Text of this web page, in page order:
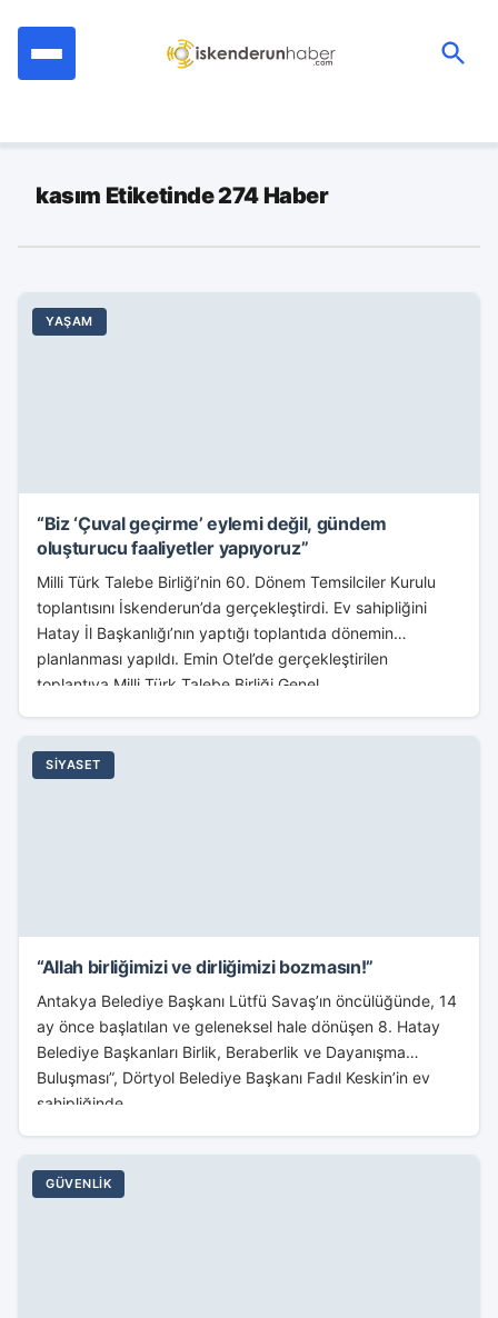
kasım Etiketinde 274 Haber
YAŞAM
“Biz ‘Çuval geçirme’ eylemi değil, gündem
oluşturucu faaliyetler yapıyoruz”
Milli Türk Talebe Birliği’nin 60. Dönem Temsilciler Kurulu
toplantısını İskenderun’da gerçekleştirdi. Ev sahipliğini
Hatay İl Başkanlığı’nın yaptığı toplantıda dönemin
planlanması yapıldı. Emin Otel’de gerçekleştirilen
toplantıya Milli Türk Talebe Birliği Genel...
SIYASET
“Allah birliğimizi ve dirliğimizi bozmasın!”
Antakya Belediye Başkanı Lütfü Savaş’ın öncülüğünde, 14
ay önce başlatılan ve geleneksel hale dönüşen 8. Hatay
Belediye Başkanları Birlik, Beraberlik ve Dayanışma
Buluşması”, Dörtyol Belediye Başkanı Fadıl Keskin’in ev
sahipliğinde...
GÜVENLIK